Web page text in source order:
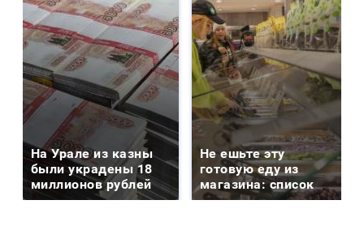
На Урале из казны
были украдены 18
миллионов рублей
Не ешьте эту
готовую еду из
магазина: список